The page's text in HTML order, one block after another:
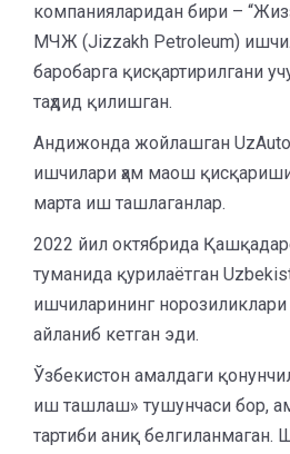
компанияларидан бири –
МЧЖ (Jizzakh Petroleum)
баробарга қисқартирилгани
таҳдид қилишган.
Андижонда жойлашган
ишчилари ҳам маош
марта иш ташлаганлар.
2022 йил октябрида
туманида қурилаётган
ишчиларининг норозиликлари
айланиб кетган эди.
Ўзбекистон амалдаги
иш ташлаш» тушунчаси бор,
тартиби аниқ белгиланмаган.